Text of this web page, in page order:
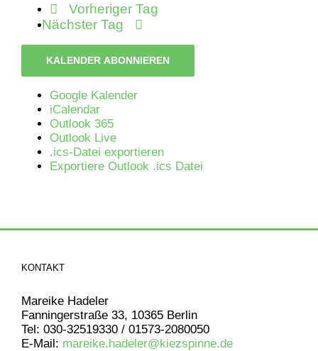
Vorheriger Tag
Nächster Tag
KALENDER ABONNIEREN
Google Kalender
iCalendar
Outlook 365
Outlook Live
.ics-Datei exportieren
Exportiere Outlook .ics Datei
KONTAKT
Mareike Hadeler
Fanningerstraße 33, 10365 Berlin
Tel: 030-32519330 / 01573-2080050
E-Mail: mareike.hadeler@kiezspinne.de